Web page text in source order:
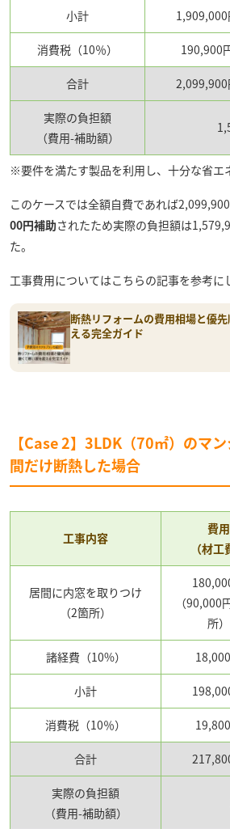
小計 1,909,000
消費税（10％） 190,900
合計 2,099,900
実際の負担額
（費用-補助額）
※要件を満たす製品を利用し、十分な省エ
このケースでは全額自費であれば2,099,900
00円補助されたため実際の負担額は
た。
工事費用についてはこちらの記事を参考に
断熱リフォームの費用相場と優
える完全ガイド
【Case 2】3LDK（70㎡）のマ
間だけ断熱した場合
工事内容
費用
（材工
居間に内窓を取りつけ
（2箇所）
（
所）
諸経費（10%）
小計
消費税（10％）
合計
実際の負担額
（費用-補助額）